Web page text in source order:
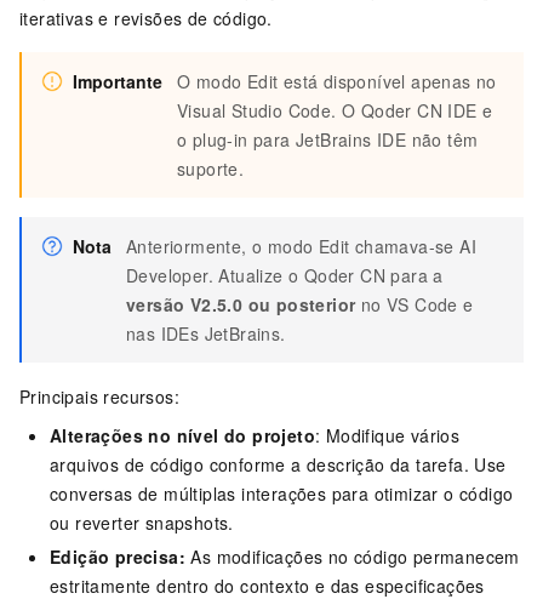
iterativas e revisões de código.
Importante O modo Edit está disponível apenas no
Visual Studio Code. O Qoder CN IDE e
o plug-in para JetBrains IDE não têm
suporte.
Nota Anteriormente, o modo Edit chamava-se AI
Developer. Atualize o Qoder CN para a
versão V2.5.0 ou posteriorno VS Code e
nas IDEs JetBrains.
Principais recursos:
Alterações no nível do projeto: Modifique vários
arquivos de código conforme a descrição da tarefa. Use
conversas de múltiplas interações para otimizar o código
ou reverter snapshots.
Edição precisa: As modificações no código permanecem
estritamente dentro do contexto e das especificações